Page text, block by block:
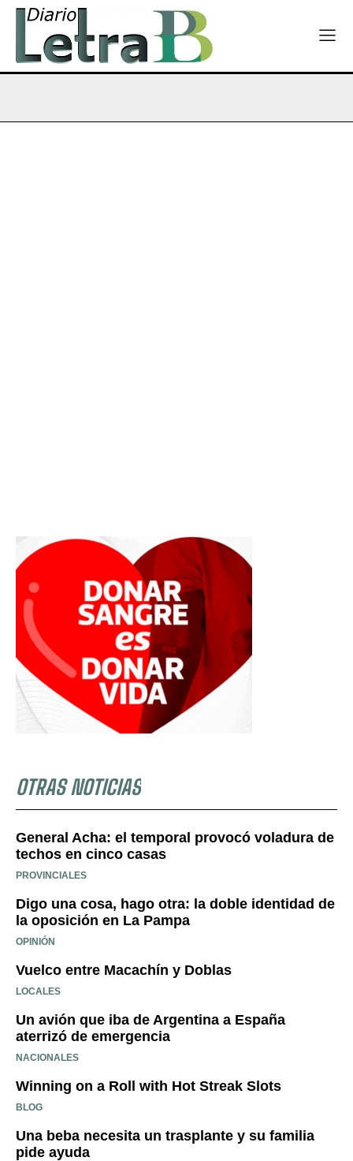
OTRAS NOTICIAS
General Acha: el temporal provocó voladura de
techos en cinco casas
PROVINCIALES
Digo una cosa, hago otra: la doble identidad de
la oposición en La Pampa
OPINIÓN
Vuelco entre Macachín y Doblas
LOCALES
Un avión que iba de Argentina a España
aterrizó de emergencia
NACIONALES
Winning on a Roll with Hot Streak Slots
BLOG
Una beba necesita un trasplante y su familia
pide ayuda